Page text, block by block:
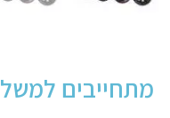
מתחייבים